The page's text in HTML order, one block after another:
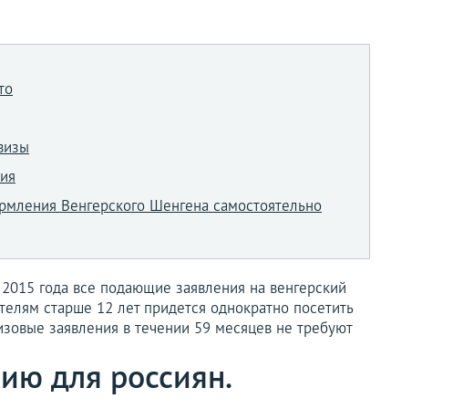
Венгерского Шенгена самостоятельно
года все подающие заявления на венгерский
старше 12 лет придется однократно посетить
заявления в течении 59 месяцев не требуют
для россиян.